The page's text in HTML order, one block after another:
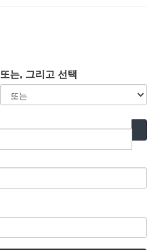
또는, 그리고 선택